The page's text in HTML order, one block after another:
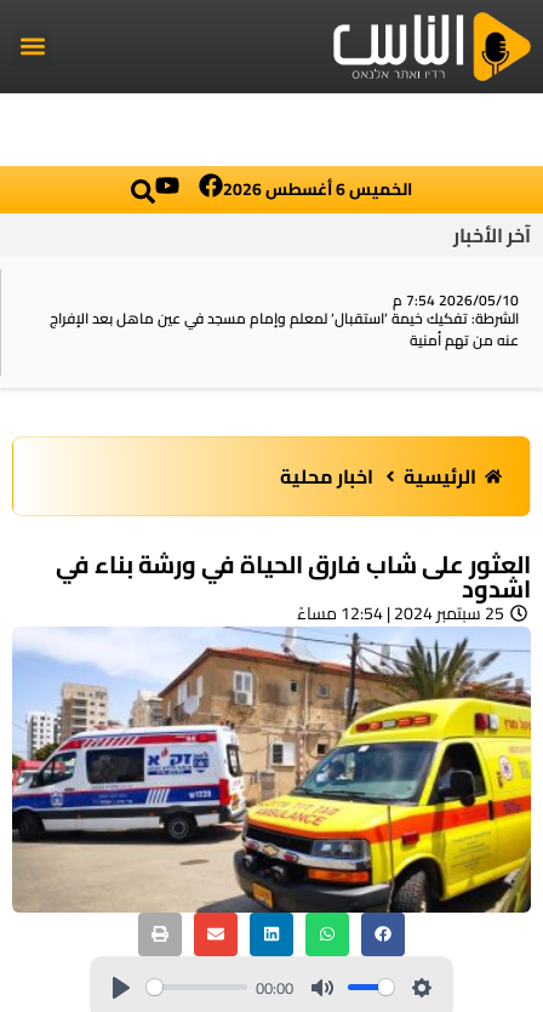
الخميس 6 أغسطس 2026
آخر الأخبار
2026/05/10 7:54 م
الشرطة: تفكيك خيمة ‘استقبال‘ لمعلم وإمام مسجد في عين ماهل بعد الإفراج
عنه من تهم أمنية
الرئيسية اخبار محلية
العثور على شاب فارق الحياة في ورشة بناء في
اشدود
25 سبتمبر 2024 | 12:54 مساءً
00:00